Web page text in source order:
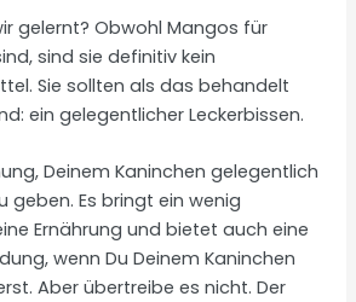
gelernt? Obwohl Mangos für
sind sie definitiv kein
Sie sollten als das behandelt
ein gelegentlicher Leckerbissen.
Deinem Kaninchen gelegentlich
geben. Es bringt ein wenig
Ernährung und bietet auch eine
wenn Du Deinem Kaninchen
Aber übertreibe es nicht. Der